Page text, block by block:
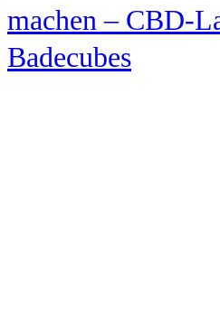
machen – CBD-
Badecubes